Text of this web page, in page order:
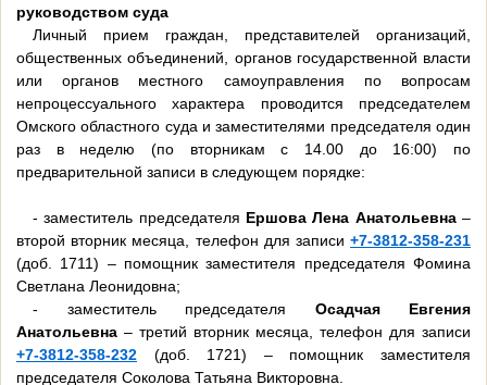
руководством суда
Личный прием граждан, представителей организаций,
общественных объединений, органов государственной власти
или органов местного самоуправления по вопросам
непроцессуального характера проводится председателем
Омского областного суда и заместителями председателя один
раз в неделю (по вторникам с 14.00 до 16:00) по
предварительной записи в следующем порядке:
- заместитель председателя Ершова Лена Анатольевна–
второй вторник месяца, телефон для записи +7-3812-358-231
(доб. 1711) – помощник заместителя председателя Фомина
Светлана Леонидовна;
- заместитель председателя Осадчая Евгения
Анатольевна – третий вторник месяца, телефон для записи
+7-3812-358-232 (доб. 1721) – помощник заместителя
председателя Соколова Татьяна Викторовна.